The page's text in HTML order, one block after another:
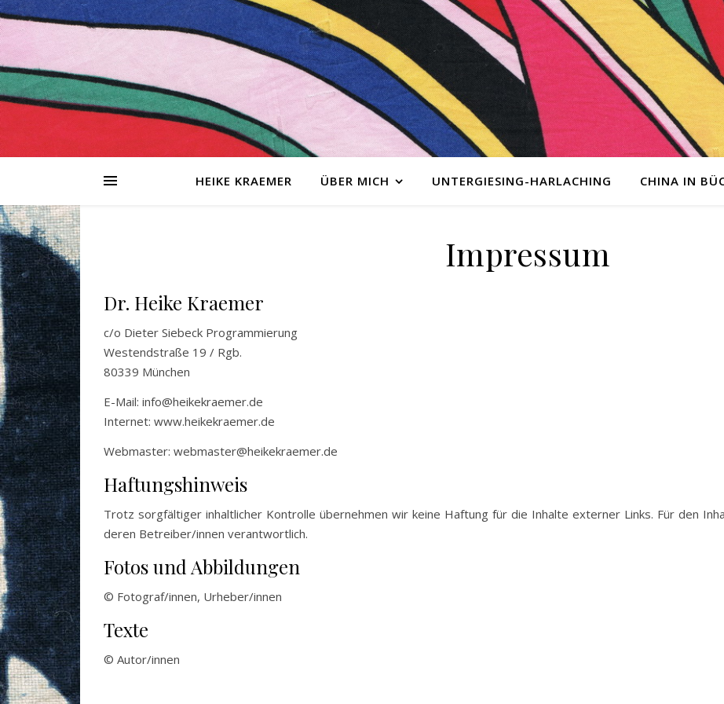
HEIKE KRAEMER ÜBER MICH UNTERGIESING-HARLACHING CHINA IN
Impressum
Dr. Heike Kraemer
c/o Dieter Siebeck Programmierung
Westendstraße 19 / Rgb.
80339 München
E-Mail: info@heikekraemer.de
Internet: www.heikekraemer.de
Webmaster: webmaster@heikekraemer.de
Haftungshinweis
Trotz sorgfältiger inhaltlicher Kontrolle übernehmen wir keine Haftung für die Inhalte externer Links. Für den
deren Betreiber/innen verantwortlich.
Fotos und Abbildungen
© Fotograf/innen, Urheber/innen
Texte
© Autor/innen